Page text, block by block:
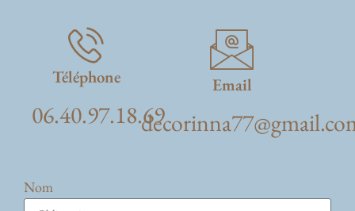
Téléphone
06.40.97.18.69
Email
Nom